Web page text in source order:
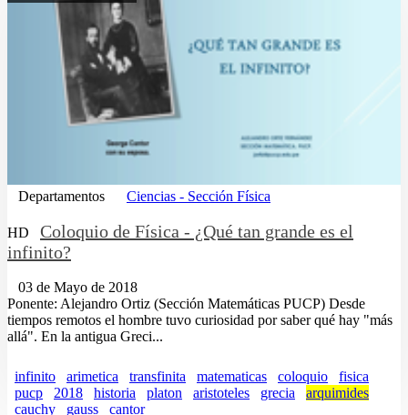
Departamentos Ciencias - Sección Física
HD
Coloquio de Física - ¿Qué tan grande es el
infinito?
03 de Mayo de 2018
Ponente: Alejandro Ortiz (Sección Matemáticas PUCP) Desde
tiempos remotos el hombre tuvo curiosidad por saber qué hay "más
allá". En la antigua Greci...
infinito arimetica transfinita matematicas coloquio
fisica
pucp
2018 historia platon aristoteles grecia
arquimides
cauchy
gauss cantor